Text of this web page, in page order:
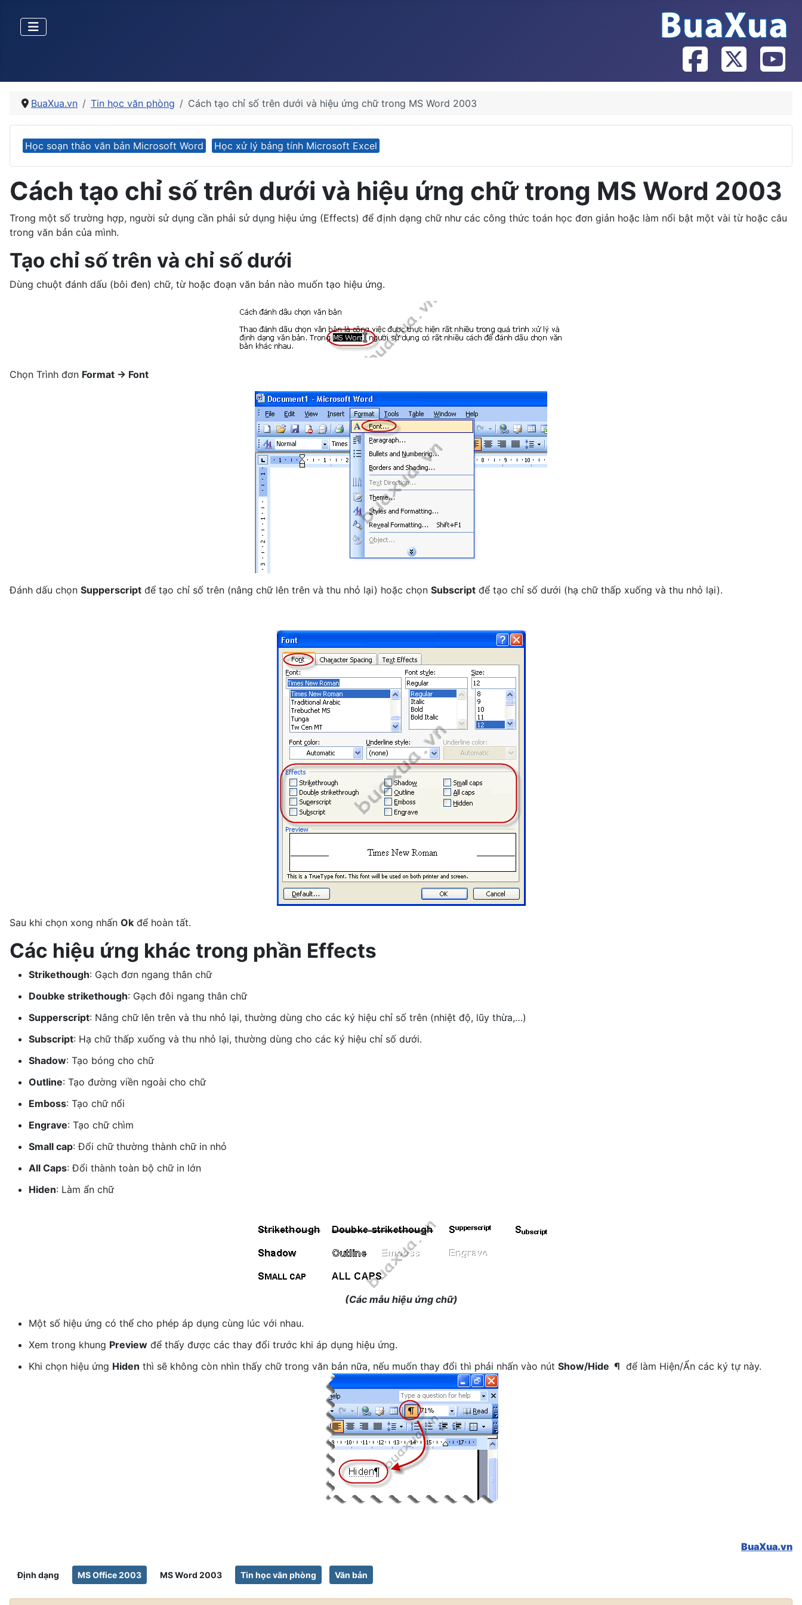
BuaXua.vn Tin học văn phòng Cách tạo chỉ số trên dưới và hiệu ứng chữ trong MS Word 2003
Học soạn thảo văn bản Microsoft Word Học xử lý bảng tính Microsoft Excel
Cách tạo chỉ số trên dưới và hiệu ứng chữ trong MS Word 2003
Trong một số trường hợp, người sử dụng cần phải sử dụng hiệu ứng (Effects) để định dạng chữ như các công thức toán học đơn giản hoặc làm nổi bật một vài từ hoặc câu
trong văn bản của mình.
Tạo chỉ số trên và chỉ số dưới
Dùng chuột đánh dấu (bôi đen) chữ, từ hoặc đoạn văn bản nào muốn tạo hiệu ứng.
Chọn Trình đơn Format -> Font
Đánh dấu chọn Supperscript để tạo chỉ số trên (nâng chữ lên trên và thu nhỏ lại) hoặc chọn Subscript để tạo chỉ số dưới (hạ chữ thấp xuống và thu nhỏ lại).
Sau khi chọn xong nhấn Ok để hoàn tất.
Các hiệu ứng khác trong phần Effects
Strikethough: Gạch đơn ngang thân chữ
Doubke strikethough: Gạch đôi ngang thân chữ
Supperscript: Nâng chữ lên trên và thu nhỏ lại, thường dùng cho các ký hiệu chỉ số trên (nhiệt độ, lũy thừa,…)
Subscript: Hạ chữ thấp xuống và thu nhỏ lại, thường dùng cho các ký hiệu chỉ số dưới.
Shadow: Tạo bóng cho chữ
Outline: Tạo đường viền ngoài cho chữ
Emboss: Tạo chữ nổi
Engrave: Tạo chữ chìm
Small cap: Đổi chữ thường thành chữ in nhỏ
All Caps: Đổi thành toàn bộ chữ in lớn
Hiden: Làm ẩn chữ
(Các mẫu hiệu ứng chữ)
Một số hiệu ứng có thể cho phép áp dụng cùng lúc với nhau.
Xem trong khung Preview để thấy được các thay đổi trước khi áp dụng hiệu ứng.
Khi chọn hiệu ứng Hiden thì sẽ không còn nhìn thấy chữ trong văn bản nữa, nếu muốn thay đổi thì phải nhấn vào nút Show/Hide ¶ để làm Hiện/Ẩn các ký tự này.
BuaXua.vn
Định dạng MS Office 2003 MS Word 2003 Tin học văn phòng Văn bản